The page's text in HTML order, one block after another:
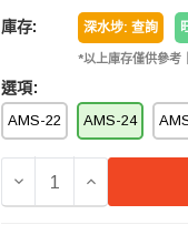
庫存: 深水埗: 查詢
*以上庫存僅供參考
選項:
AMS-22 AMS-24
減少 ZOOM AMS-24
增加 ZOOM